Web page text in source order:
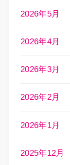
2026年5月
2026年4月
2026年3月
2026年2月
2026年1月
2025年12月